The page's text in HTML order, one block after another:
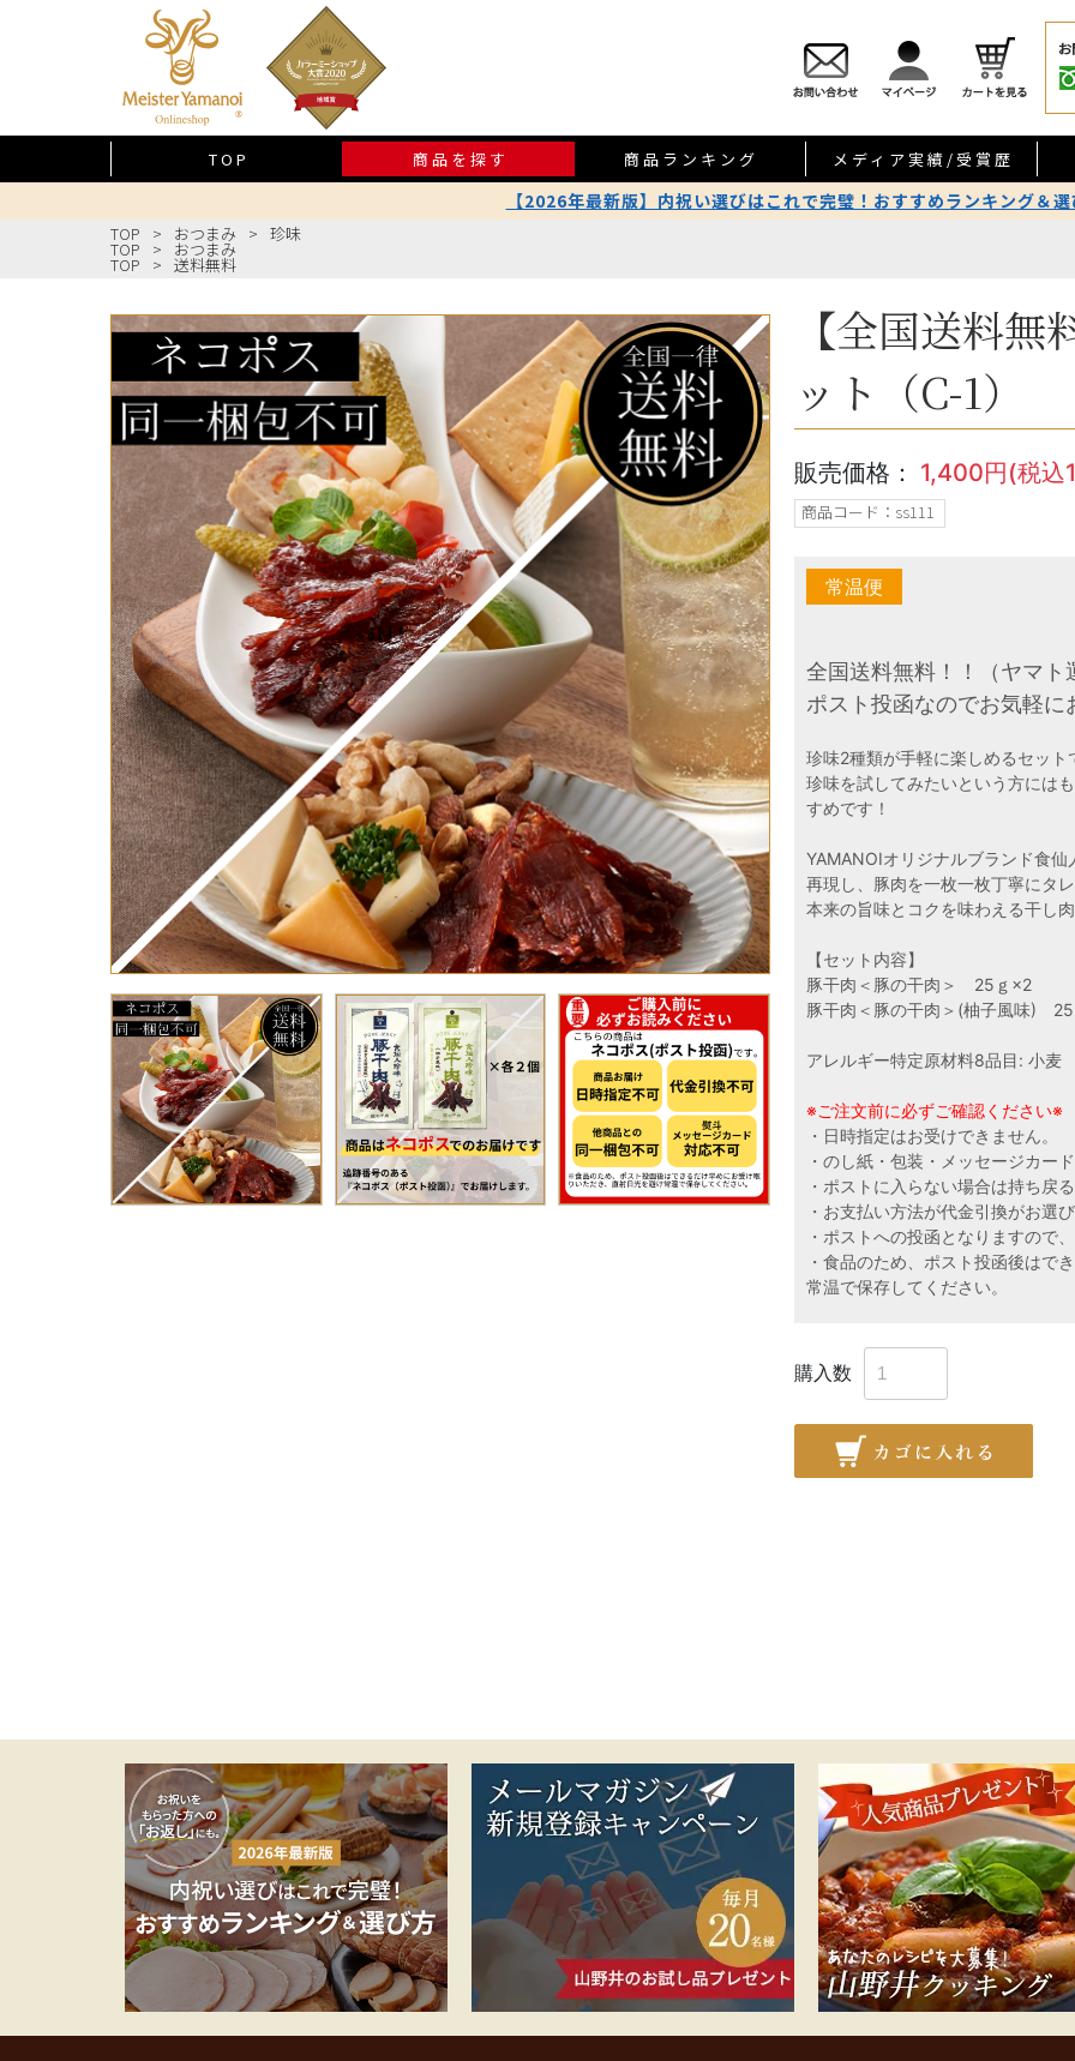
TOP 商品を探す 商品ランキング メディア実績/受賞歴
【2026年最新版】内祝い選びはこれで完璧！おすすめランキング＆
TOP おつまみ 珍味
TOP おつまみ
TOP 送料無料
【全国送料
ット（C-1）
販売価格： 1,400円(税込
商品コード：ss111
全国送料無料！！（ヤマ
ポスト投函なのでお気軽
珍味2種類が手軽に楽しめるセット
珍味を試してみたいという方には
すめです！
YAMANOIオリジナルブランド食
再現し、豚肉を一枚一枚丁寧にタ
本来の旨味とコクを味わえる干し
【セット内容】
豚干肉＜豚の干肉＞ 25ｇ×2
豚干肉＜豚の干肉＞(柚子風味)
アレルギー特定原材料8品目: 小麦
※ご注文前に必ずご確認ください※
・日時指定はお受けできません。
・のし紙・包装・メッセージカー
・ポストに入らない場合は持ち戻
・お支払い方法が代金引換がお選
・ポストへの投函となりますので
・食品のため、ポスト投函後はで
常温で保存してください。
購入数